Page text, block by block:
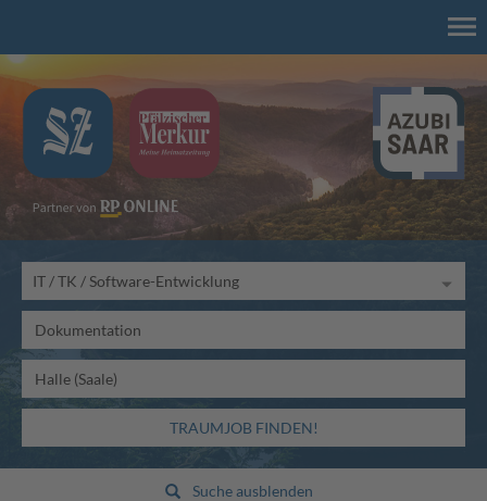
TRAUMJOB FINDEN!
Suche ausblenden